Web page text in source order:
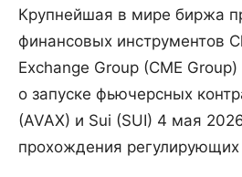
Крупнейшая в мире биржа
финансовых инструментов
Exchange Group (CME
о запуске фьючерсных
(AVAX) и Sui (SUI) 4 мая
прохождения регулирующих